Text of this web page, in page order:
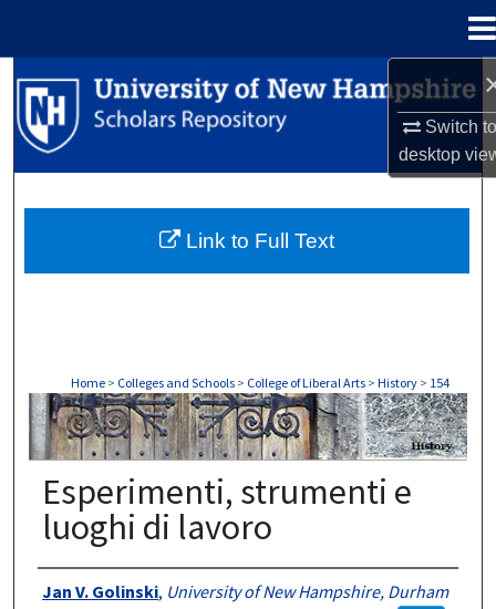
Switch
desktop
Search
Browse Collections
About
Home > Colleges and Schools > College of Liberal Arts > History > 154
HISTORY
Esperimenti, strumenti e
luoghi di lavoro
Authors
Jan V. Golinski, University of New Hampshire, Durham
Link to Full Text